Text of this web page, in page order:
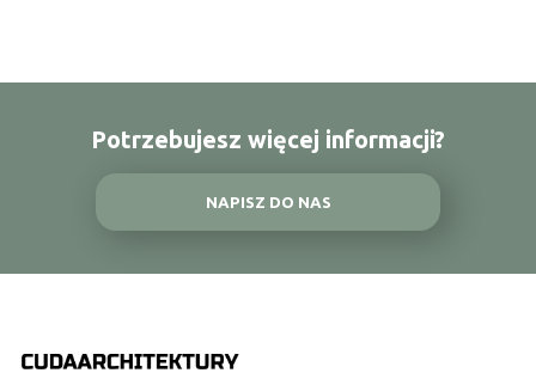
Potrzebujesz więcej informacji?
NAPISZ DO NAS